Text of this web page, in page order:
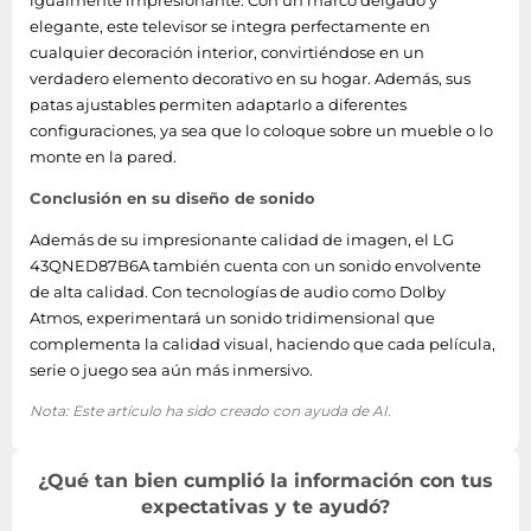
electrónica de
consumo (CEC)
SimpLink
Número de puertos
HDMI
Interfaz común
Número de puertos
RF
Cantidad de puertos
USB 2.0
2
Ethernet LAN (RJ-45)
1
Soporte remoto
Si
elegante, este televisor se integra perfectamente en
cualquier decoración interior, convirtiéndose en un
verdadero elemento decorativo en su hogar. Además, sus
patas ajustables permiten adaptarlo a diferentes
configuraciones, ya sea que lo coloque sobre un mueble o lo
monte en la pared.
Conclusión en su diseño de sonido
Además de su impresionante calidad de imagen, el LG
43QNED87B6A también cuenta con un sonido envolvente
de alta calidad. Con tecnologías de audio como Dolby
Atmos, experimentará un sonido tridimensional que
complementa la calidad visual, haciendo que cada película,
serie o juego sea aún más inmersivo.
Nota: Este artículo ha sido creado con ayuda de AI.
¿Qué tan bien cumplió la información con tus
expectativas y te ayudó?